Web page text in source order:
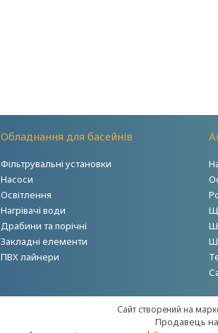
Обладнання для басейнів
Фільтрувальні установки
Насоси
Освітлення
Нагрівачі води
Драбини та порічні
Закладні елементи
ПВХ лайнери
Сайт створений на
Продавець